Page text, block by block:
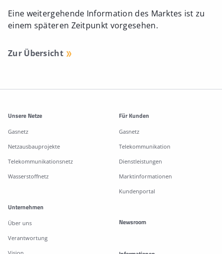
Eine weitergehende Information des Marktes ist zu
einem späteren Zeitpunkt vorgesehen.
Zur Übersicht
Weitere Informationen
Unsere Netze
Gasnetz
Netzausbauprojekte
Telekommunikationsnetz
Wasserstoffnetz
Für Kunden
Gasnetz
Telekommunikation
Dienstleistungen
Marktinformationen
Kundenportal
Unternehmen
Über uns
Verantwortung
Newsroom